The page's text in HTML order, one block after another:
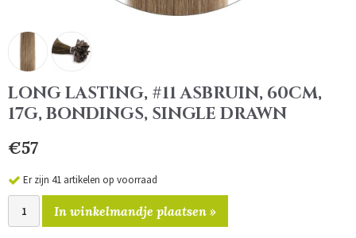
LONG LASTING, #11 ASBRUIN, 60CM,
17G, BONDINGS, SINGLE DRAWN
€57
Er zijn 41 artikelen op voorraad
In winkelmandje plaatsen »